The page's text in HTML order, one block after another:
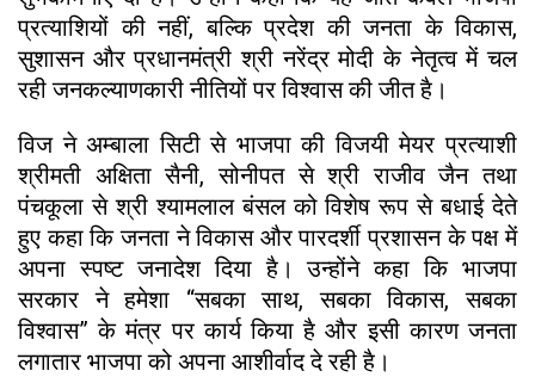
प्रत्याशियों की नहीं, बल्कि प्रदेश की जनता के विकास,
सुशासन और प्रधानमंत्री श्री नरेंद्र मोदी के नेतृत्व में चल
रही जनकल्याणकारी नीतियों पर विश्वास की जीत है।
विज ने अम्बाला सिटी से भाजपा की विजयी मेयर प्रत्याशी
श्रीमती अक्षिता सैनी, सोनीपत से श्री राजीव जैन तथा
पंचकूला से श्री श्यामलाल बंसल को विशेष रूप से बधाई देते
हुए कहा कि जनता ने विकास और पारदर्शी प्रशासन के पक्ष में
अपना स्पष्ट जनादेश दिया है। उन्होंने कहा कि भाजपा
सरकार ने हमेशा “सबका साथ, सबका विकास, सबका
विश्वास” के मंत्र पर कार्य किया है और इसी कारण जनता
लगातार भाजपा को अपना आशीर्वाद दे रही है।